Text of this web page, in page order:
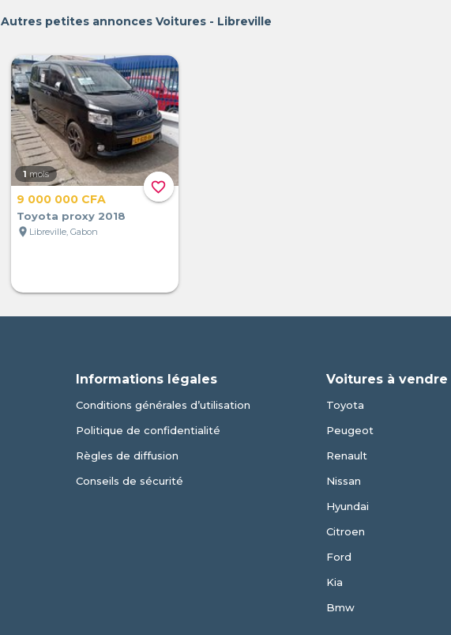
Autres petites annonces Voitures - Libreville
favorite_border
1 mois
9 000 000 CFA
Toyota proxy 2018
location_on Libreville, Gabon
Informations légales
Conditions générales d’utilisation
Politique de confidentialité
Règles de diffusion
Conseils de sécurité
Voitures à vendre
Toyota
Peugeot
Renault
Nissan
Hyundai
Citroen
Ford
Kia
Bmw